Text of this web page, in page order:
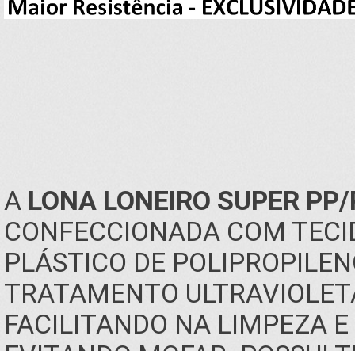
A LONA LONEIRO SUPER
CONFECCIONADA COM
PLÁSTICO DE
TRATAMENTO
FACILITANDO NA LIMPEZA